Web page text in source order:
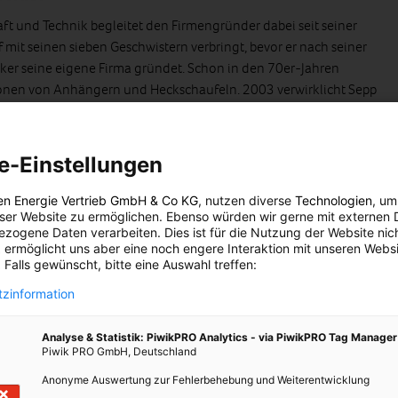
und Technik begleitet den Firmengründer dabei seit seiner
seinen sieben Geschwistern verbringt, bevor er nach seiner
seine eigene Firma gründet. Schon in den 70er-Jahren
von Anhängern und Heckschaufeln. 2003 verwirklicht Sepp
lang gehegte Vision eines eigenen Traktors, der schon damals
ist. Der kontinuierlich weiterentwickelte Rigitrac erhält im
und vergangenes Jahr spiegelt sich die Elektrik-
schließlich in der Entstehung eines Elektro-Traktors wider.
Hochschule für Technik Buchs NTB entwickelte das
des bewährten Rigitrac. Der Rigitrac SKE 50 Elektrik mit
etwa 68 PS – verfügt über ein Wärmemanagement (beim
Klimaanlage und Heizung abgestimmt sind. Durch den
der geringen Wartungsbedarf und eine lange Lebensdauer
sondern erzeugt geringe Lärmemissionen. Durch die 80
Einstellungen
Energie Vertrieb GmbH & Co KG, nutzen diverse Technologien,
Website zu ermöglichen. Ebenso würden wir gerne mit externen
Daten verarbeiten. Dies ist für die Nutzung der Website
ermöglicht uns aber eine noch engere Interaktion mit unseren
Falls gewünscht, bitte eine Auswahl treffen:
Analyse & Statistik: PiwikPRO Analytics - via PiwikPRO Tag Manager
Piwik PRO GmbH, Deutschland
Anonyme Auswertung zur Fehlerbehebung und Weiterentwicklung